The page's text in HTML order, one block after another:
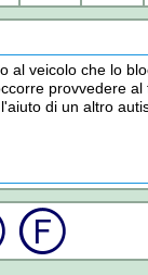
al veicolo che lo
provvedere al
di un altro